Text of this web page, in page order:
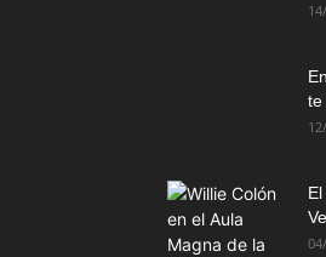
te